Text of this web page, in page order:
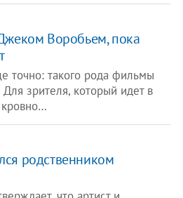
Воробьем, пока
точно: такого рода фильмы
зрителя, который идет в
кровно…
родственником